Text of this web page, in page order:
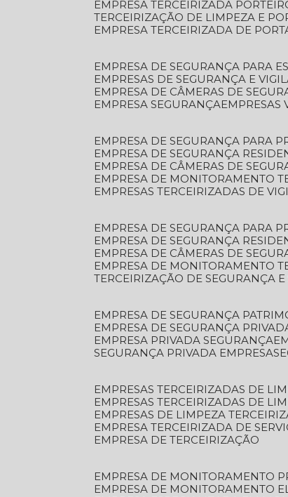
EMPRESA TERCEIRIZADA
TERCEIRIZAÇÃO DE LIMPEZA E
EMPRESA TERCEIRIZADA DE
EMPRESA DE SEGURANÇA PARA
EMPRESAS DE SEGURANÇA E
EMPRESA DE CÂMERAS DE
EMPRESA SEGURANÇA
EMPRESA DE SEGURANÇA PARA
EMPRESA DE SEGURANÇA
EMPRESA DE CÂMERAS DE
EMPRESA DE MONITORAMENTO
EMPRESAS TERCEIRIZADAS DE
EMPRESA DE SEGURANÇA PARA
EMPRESA DE SEGURANÇA
EMPRESA DE CÂMERAS DE
EMPRESA DE MONITORAMENTO
TERCEIRIZAÇÃO DE SEGURANÇA E
EMPRESA DE SEGURANÇA
EMPRESA DE SEGURANÇA
EMPRESA PRIVADA SEGURANÇA
SEGURANÇA PRIVADA EMPRESA
EMPRESAS TERCEIRIZADAS DE
EMPRESAS TERCEIRIZADAS DE
EMPRESAS DE LIMPEZA
EMPRESA TERCEIRIZADA DE
EMPRESA DE TERCEIRIZAÇÃO
EMPRESA DE MONITORAMENTO
EMPRESA DE MONITORAMENTO